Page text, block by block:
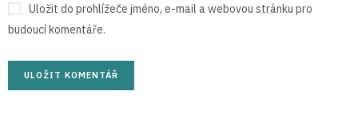
Uložit do prohlížeče jméno, e-mail a webovou stránku pro
budoucí komentáře.